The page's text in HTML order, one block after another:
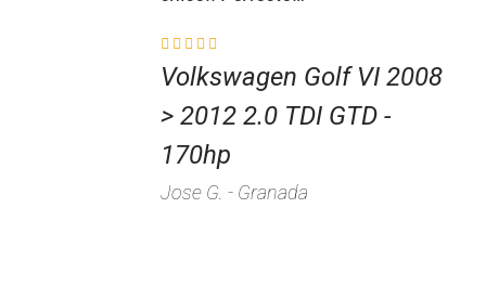
Volkswagen Golf VI 2008
> 2012 2.0 TDI GTD -
170hp
Jose G. - Granada